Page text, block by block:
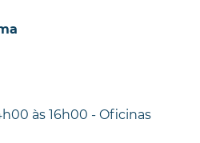
às 16h00 - Oficinas